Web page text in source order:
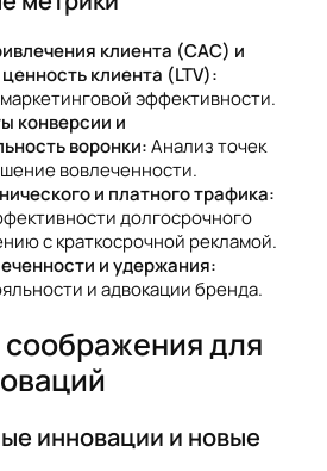
клиента (CAC) и
клиента (LTV):
эффективности.
конверсии и
воронки:Анализ точек
вовлеченности.
и платного трафика:
долгосрочного
с краткосрочной рекламой.
и удержания:
и адвокации бренда.
для
инновации и новые